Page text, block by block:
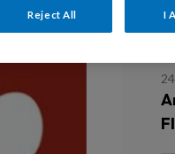
Reject All I